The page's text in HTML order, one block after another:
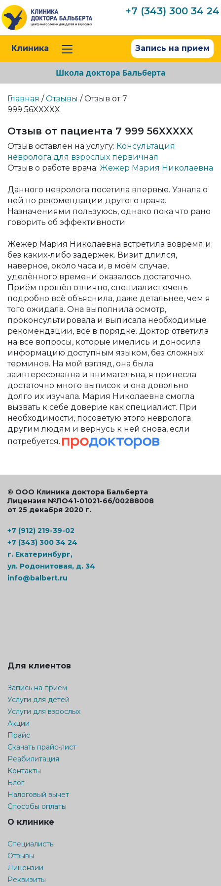
+7 (343) 300 34 24
Клиника Запись на прием
Школа доктора Бальберта
Главная / Отзывы / Отзыв от 7
999 56XXXXX
Отзыв от пациента 7 999 56XXXXX
Отзыв оставлен на услугу: Консультация
невролога для взрослых первичная
Отзыв о работе врача: Жежер Мария Николаевна
Данного невролога посетила впервые. Узнала о
ней по рекомендации другого врача.
Назначениями пользуюсь, однако пока что рано
говорить об эффективности.
Жежер Мария Николаевна встретила вовремя и
без каких-либо задержек. Визит длился,
наверное, около часа и, в моём случае,
уделённого времени оказалось достаточно.
Приём прошёл отлично, специалист очень
подробно всё объяснила, даже детальнее, чем я
того ожидала. Она выполнила осмотр,
проконсультировала и выписала необходимые
рекомендации, всё в порядке. Доктор ответила
на все вопросы, которые имелись и доносила
информацию доступным языком, без сложных
терминов. На мой взгляд, она была
заинтересованна и внимательна, я принесла
достаточно много выписок и она довольно
долго их изучала. Мария Николаевна смогла
вызвать к себе доверие как специалист. При
необходимости, посоветую этого невролога
другим людям и вернусь к ней снова, если
потребуется.
© ООО Клиника доктора Бальберта
Лицензия №ЛО41-01021-66/00288008
от 25 декабря 2020 г.
+7 (912) 219-39-02
+7 (343) 300 34 24
г. Екатеринбург,
ул. Родонитовая, д. 34
info@balbert.ru
Для клиентов
Запись на прием
Услуги для детей
Услуги для взрослых
Акции
Прайс
Скачать прайс-лист
Реабилитация
Контакты
Блог
Налоговый вычет
Способы оплаты
О клинике
Специалисты
Отзывы
Лицензии
Реквизиты